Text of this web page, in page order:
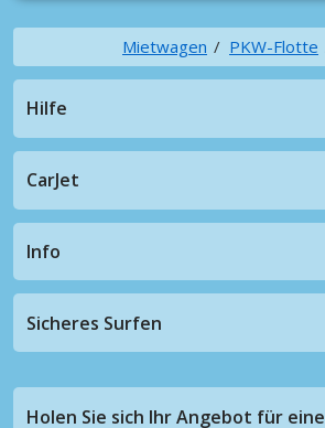
Mietwagen PKW-Flotte
Hilfe
CarJet
Info
Sicheres Surfen
Holen Sie sich Ihr Angebot für eine